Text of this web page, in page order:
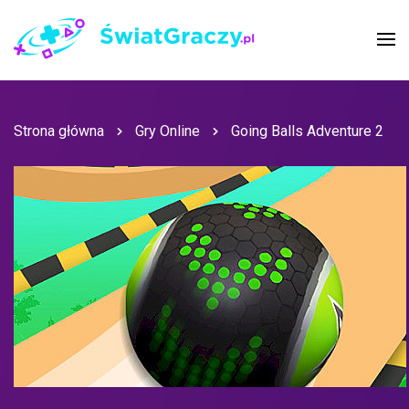
Strona główna Gry Online Going Balls Adventure 2